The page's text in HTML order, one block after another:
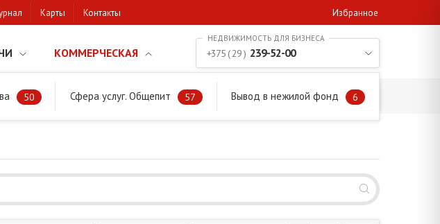
Карты Контакты Избранное
КОММЕРЧЕСКАЯ
50 Сфера услуг. Общепит 57 Вывод в нежилой фонд 6
+375 ( 29 ) 239-52-00